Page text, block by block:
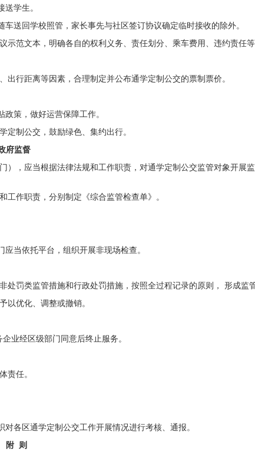
学生。
车送回学校照管，家长事先与社区签订协议确定临时接收的除外。
示范文本，明确各自的权利 义务、责任划分、乘车费用、违约责任等
出行距离等因素，合理制定并公布通学定制公交的票制票价。
策，做好运营保障工作。
定制公交，鼓励绿色、集约出行。
府监督
，应当根据法律法规和工作职责，对通学定制公交监管对象开展
工作职责，分别制定《综合监管检查单》。
应当依托平台，组织开展非现场检查。
处罚类监管措施和行政处罚措施，按照全过程记录的原则， 形成监
以优化、调整或撤销。
业经区级部门同意后终止服务。
责任。
对各区通学定制公交工作开展情况进行考核、通报。
附 则